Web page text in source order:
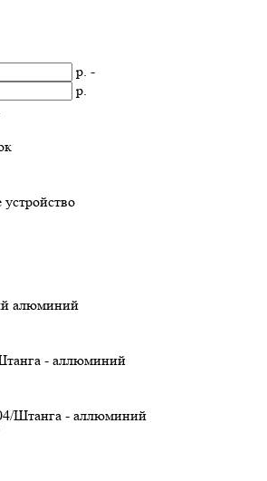
р. -
р.
алюминий
- аллюминий
Штанга - аллюминий